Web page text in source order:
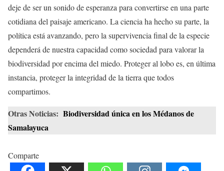
deje de ser un sonido de esperanza para convertirse en una parte
cotidiana del paisaje americano. La ciencia ha hecho su parte, la
política está avanzando, pero la supervivencia final de la especie
dependerá de nuestra capacidad como sociedad para valorar la
biodiversidad por encima del miedo. Proteger al lobo es, en última
instancia, proteger la integridad de la tierra que todos
compartimos.
Otras Noticias: Biodiversidad única en los Médanos de
Samalayuca
Comparte